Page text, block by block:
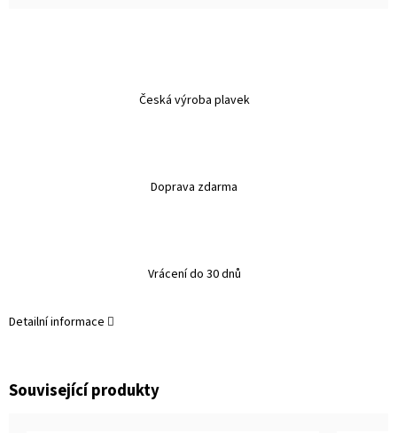
Česká výroba plavek
Doprava zdarma
Vrácení do 30 dnů
Detailní informace
Související produkty